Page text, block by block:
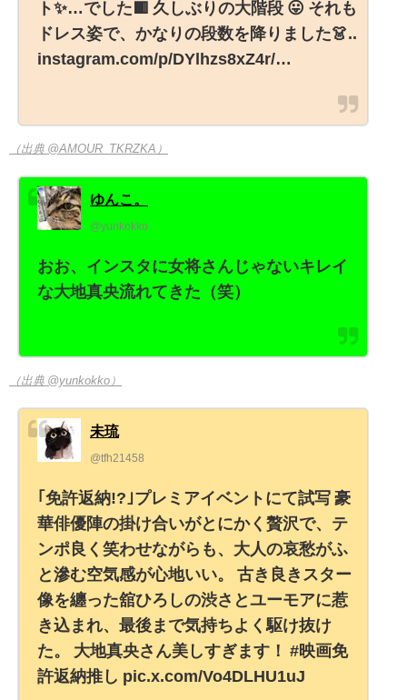
ト✨…でした🟥 久しぶりの大階段 😛 それも
ドレス姿で、かなりの段数を降りました👗..
instagram.com/p/DYlhzs8xZ4r/…
（出典 @AMOUR_TKRZKA）
ゆんこ。
@yunkokko
おお、インスタに女将さんじゃないキレイ
な大地真央流れてきた（笑）
（出典 @yunkokko）
未琉
@tfh21458
｢免許返納!?｣プレミアイベントにて試写 豪
華俳優陣の掛け合いがとにかく贅沢で、テ
ンポ良く笑わせながらも、大人の哀愁がふ
と滲む空気感が心地いい。 古き良きスター
像を纏った舘ひろしの渋さとユーモアに惹
き込まれ、最後まで気持ちよく駆け抜け
た。 大地真央さん美しすぎます！ #映画免
許返納推し pic.x.com/Vo4DLHU1uJ